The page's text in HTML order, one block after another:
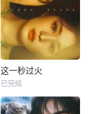
这一秒过火
已完结